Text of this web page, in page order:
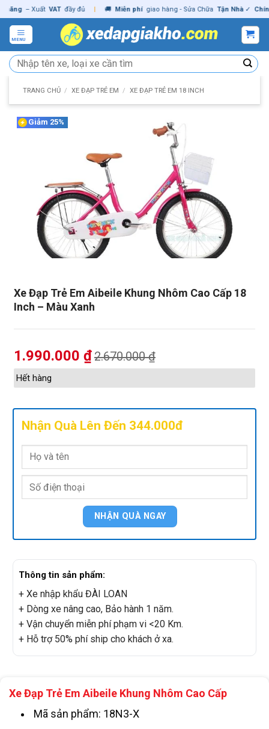
Skip
to
content
– Xuất VAT đầy đủ | 🚚 Miễn phí giao hàng - Sửa Chữa Tận Nhà ✓ Chính
MENU
Tìm
kiếm:
TRANG CHỦ / XE ĐẠP TRẺ EM / XE ĐẠP TRẺ EM 18 INCH
Xe Đạp Trẻ Em Aibeile Khung Nhôm Cao Cấp 18
Inch – Màu Xanh
Giảm 25%
1.990.000 ₫2.670.000₫
Hết hàng
Nhận Quà Lên Đến 344.000đ
Thông tin sản phẩm:
+ Xe nhập khẩu ĐÀI LOAN
+ Dòng xe nâng cao, Bảo hành 1 năm.
+ Vận chuyển miễn phí phạm vi <20 Km.
+ Hỗ trợ 50% phí ship cho khách ở xa.
Xe Đạp Trẻ Em Aibeile Khung Nhôm Cao Cấp
Mã sản phẩm: 18N3-X